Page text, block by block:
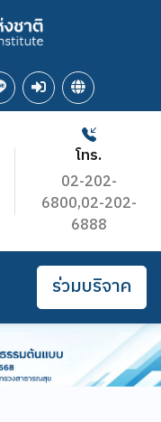
โทร.
02-202-
6800,02-202-
6888
ร่วมบริจาค